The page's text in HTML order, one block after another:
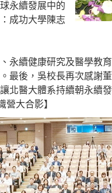
永續發展中的
成功大學陳志
永續健康研究及醫學教
最後，吳校長再次感謝
北醫大體系持續朝永續
營大合影】